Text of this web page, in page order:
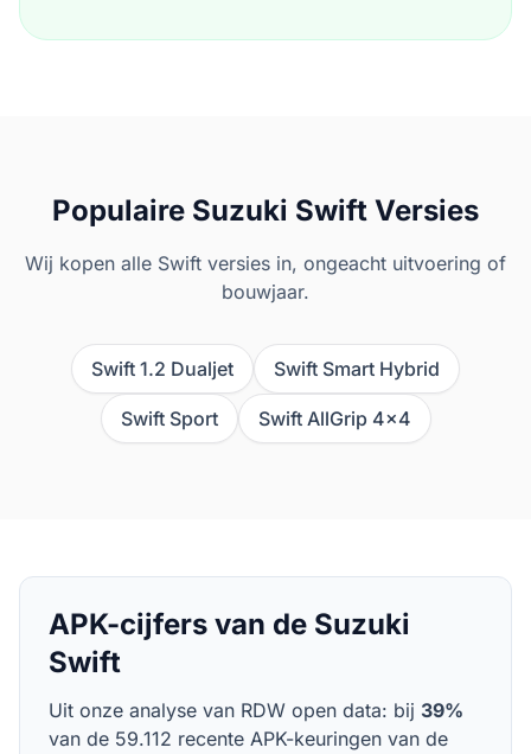
Populaire Suzuki Swift Versies
Wij kopen alle Swift versies in, ongeacht uitvoering of
bouwjaar.
Swift 1.2 Dualjet Swift Smart Hybrid
Swift Sport Swift AllGrip 4x4
APK-cijfers van de Suzuki
Swift
Uit onze analyse van RDW open data: bij 39%
van de 59.112 recente APK-keuringen van de